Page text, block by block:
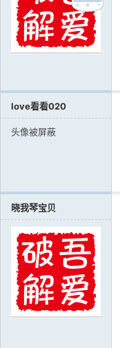
love看看020
头像被屏蔽
晓我琴宝贝